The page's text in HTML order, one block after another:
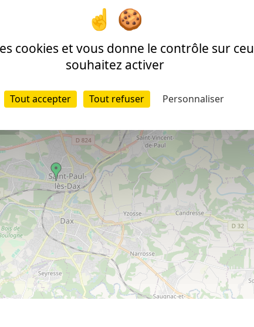
cookies et vous donne le contrôle sur
souhaitez activer
Tout accepter Tout refuser Personnaliser